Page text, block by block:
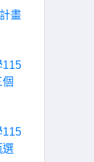
畫
115
115
選